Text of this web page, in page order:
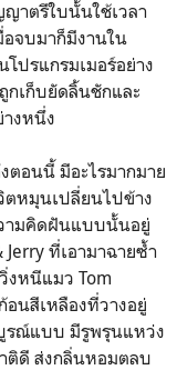
าตรีใบนั้นใช้เวลา
อจบมาก็มีงานใน
ปรแกรมเมอร์อย่าง
กเก็บยัดลิ้นชักและ
งหนึ่ง
ตอนนี้ มีอะไรมากมาย
ตหมุนเปลี่ยนไปข้าง
ามคิดฝันแบบนั้นอยู่
ที่เอามาฉายซ้ำ
งหนีแมว Tom
อนสีเหลืองที่วางอยู่
รณ์แบบ มีรูพรุนแหว่ง
ติดี ส่งกลิ่นหอมตลบ